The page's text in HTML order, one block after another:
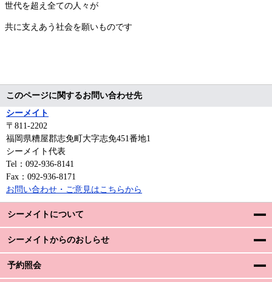
シーメイトについて
シーメイトからのおしらせ
予約照会
世代を超え全ての人々が
共に支えあう社会を願いものです
このページに関するお問い合わせ先
シーメイト
〒811-2202
福岡県糟屋郡志免町大字志免451番地1
シーメイト代表
Tel：092-936-8141
Fax：092-936-8171
お問い合わせ・ご意見はこちらから